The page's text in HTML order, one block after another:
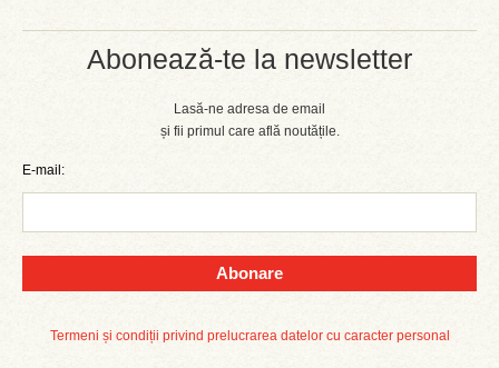
Abonează-te la newsletter
Lasă-ne adresa de email
și fii primul care află noutățile.
E-mail:
Abonare
Termeni și condiții privind prelucrarea datelor cu caracter personal